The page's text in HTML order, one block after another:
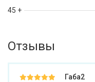
45 +
Отзывы
Габа2